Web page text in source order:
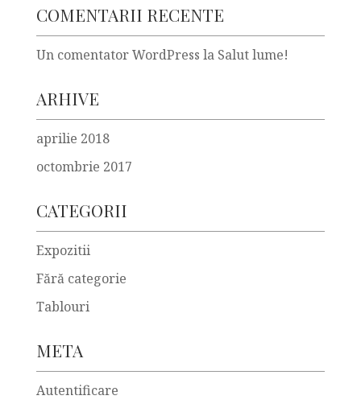
COMENTARII RECENTE
Un comentator WordPress la Salut lume!
ARHIVE
aprilie 2018
octombrie 2017
CATEGORII
Expozitii
Fără categorie
Tablouri
META
Autentificare